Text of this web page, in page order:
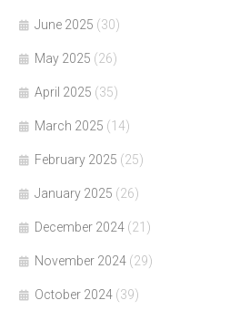
June 2025 (30)
May 2025 (26)
April 2025 (35)
March 2025 (14)
February 2025 (25)
January 2025 (26)
December 2024 (21)
November 2024 (29)
October 2024 (39)